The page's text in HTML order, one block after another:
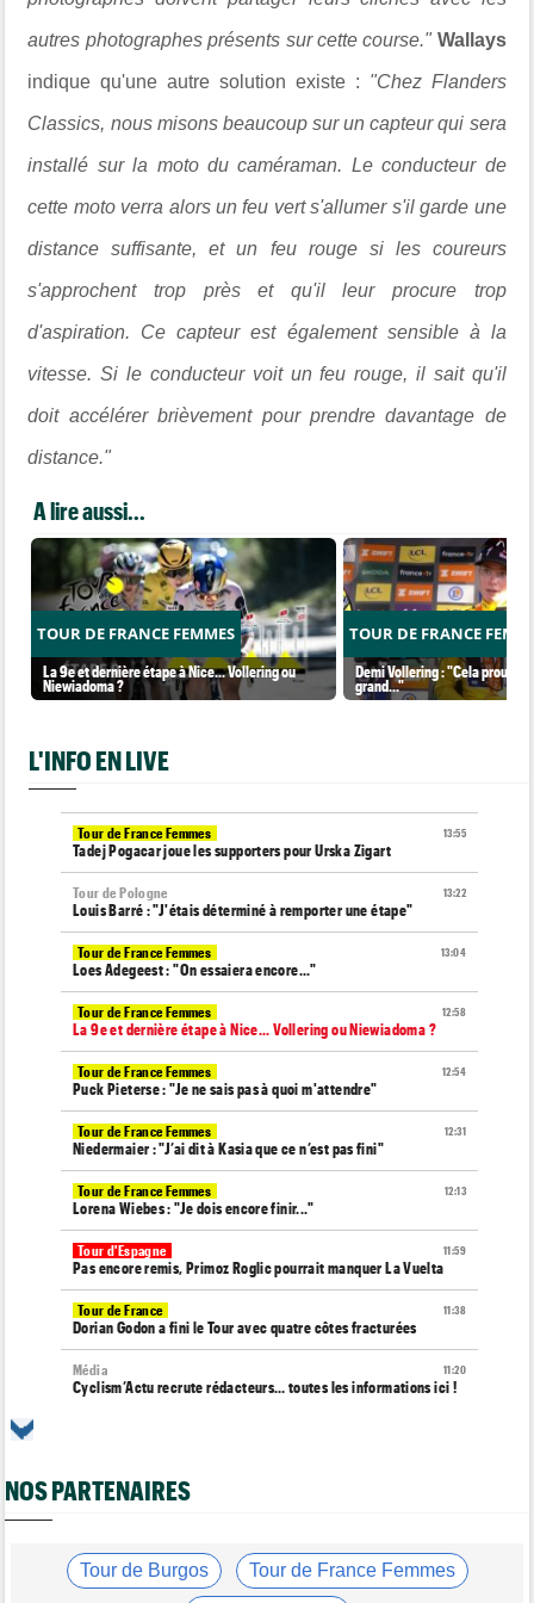
autres photographes présents sur cette course." Wallays
indique qu'une autre solution existe : "Chez Flanders
Classics, nous misons beaucoup sur un capteur qui sera
installé sur la moto du caméraman. Le conducteur de
cette moto verra alors un feu vert s'allumer s'il garde une
distance suffisante, et un feu rouge si les coureurs
s'approchent trop près et qu'il leur procure trop
d'aspiration. Ce capteur est également sensible à la
vitesse. Si le conducteur voit un feu rouge, il sait qu'il
doit accélérer brièvement pour prendre davantage de
distance."
A lire aussi...
TOUR DE FRANCE FEMMES
La 9e et dernière étape à Nice... Vollering ou
Niewiadoma ?
TOUR DE FRANCE
Demi Vollering : "Cela prouve
grand..."
L'INFO EN LIVE
13:55
Tour de France Femmes
Tadej Pogacar joue les supporters pour Urska Zigart
13:22
Tour de Pologne
Louis Barré : "J'étais déterminé à remporter une étape"
13:04
Tour de France Femmes
Loes Adegeest : "On essaiera encore..."
12:58
Tour de France Femmes
La 9e et dernière étape à Nice... Vollering ou Niewiadoma ?
12:54
Tour de France Femmes
Puck Pieterse : "Je ne sais pas à quoi m'attendre"
12:31
Tour de France Femmes
Niedermaier : "J’ai dit à Kasia que ce n’est pas fini"
12:13
Tour de France Femmes
Lorena Wiebes : "Je dois encore finir..."
11:59
Tour d'Espagne
Pas encore remis, Primoz Roglic pourrait manquer La Vuelta
11:38
Tour de France
Dorian Godon a fini le Tour avec quatre côtes fracturées
11:20
Média
Cyclism’Actu recrute rédacteurs… toutes les informations ici !
Média
L'abonnement à Cyclism'Actu sans pub ni pop up : 9,99€ pour 1
10:19
Tour de France Femmes
Lilan Calmejane : "Ferrand-Prévot raconte des salades…"
NOS PARTENAIRES
Tour de Burgos Tour de France Femmes